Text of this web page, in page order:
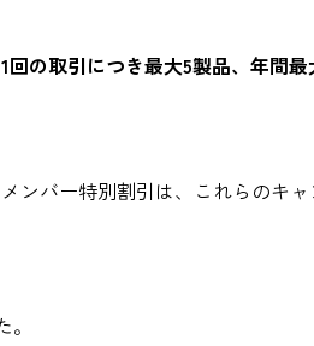
1回の取引につき最大5製品、年間最
バー特別割引は、これらのキャ